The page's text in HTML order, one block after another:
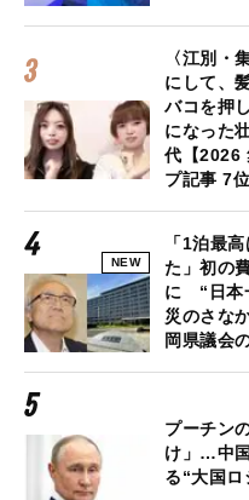
〈江別・
にして、
バコを押
になった
代【2026
プ記事 7位
NEW
「1泊最
た」初の
に “日本
災のさな
岡県議会
プーチン
け」…中
る“大国